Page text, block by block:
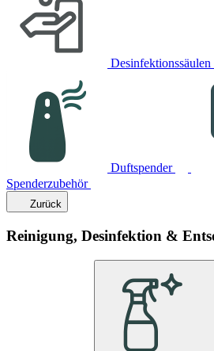
Duftspender
Spenderzubehör
Zurück
Reinigung, Desinfektion &